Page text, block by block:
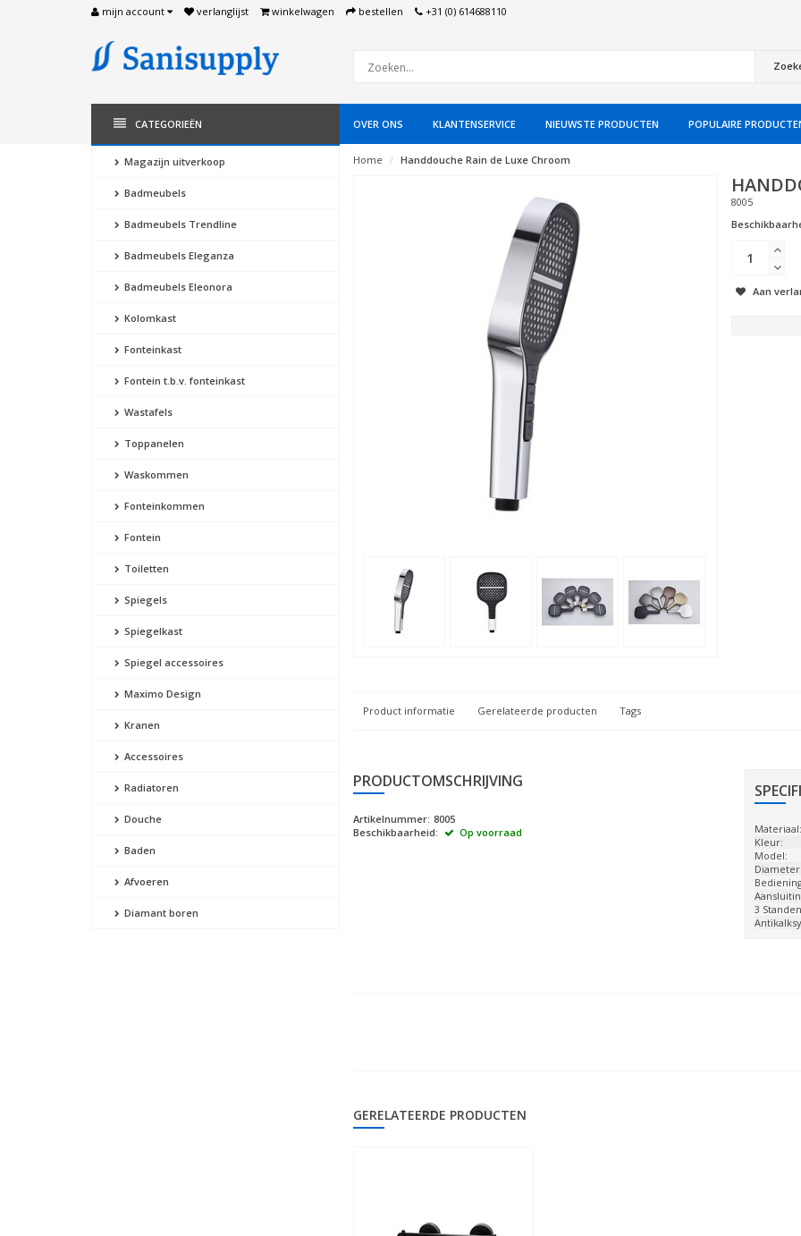
mijn account verlanglijst winkelwagen bestellen +31 (0) 614688110
CATEGORIEËN OVER ONS KLANTENSERVICE NIEUWSTE PRODUCTEN POPULAIRE
Magazijn uitverkoop
Badmeubels
Badmeubels Trendline
Badmeubels Eleganza
Badmeubels Eleonora
Kolomkast
Fonteinkast
Fontein t.b.v. fonteinkast
Wastafels
Toppanelen
Waskommen
Fonteinkommen
Fontein
Toiletten
Spiegels
Spiegelkast
Spiegel accessoires
Maximo Design
Kranen
Accessoires
Radiatoren
Douche
Baden
Afvoeren
Diamant boren
Home Handdouche Rain de Luxe Chroom
8005
Aan
Product informatie Gerelateerde producten Tags
PRODUCTOMSCHRIJVING
Artikelnummer: 8005
Beschikbaarheid:
Op voorraad Materiaal:
Kleur:
Model:
Diameter:
3
GERELATEERDE PRODUCTEN